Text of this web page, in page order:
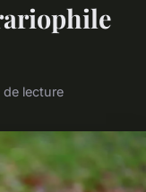
de lecture